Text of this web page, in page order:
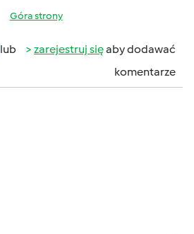
Góra strony
lub zarejestruj sięaby dodawać
komentarze